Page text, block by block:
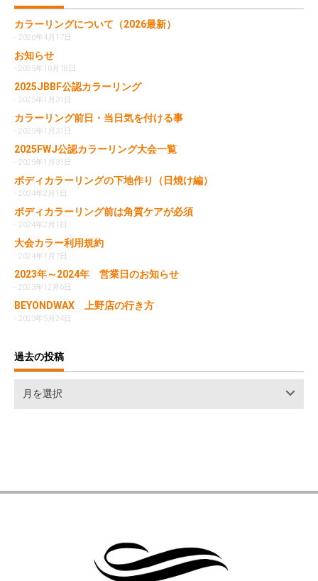
カラーリングについて（2026最新）
2026年4月17日
お知らせ
2025年10月18日
2025JBBF公認カラーリング
2025年1月31日
カラーリング前日・当日気を付ける事
2025年1月31日
2025FWJ公認カラーリング大会一覧
2025年1月31日
ボディカラーリングの下地作り（日焼け編）
2024年2月1日
ボディカラーリング前は角質ケアが必須
2024年2月1日
大会カラー利用規約
2024年1月7日
2023年～2024年 営業日のお知らせ
2023年12月6日
BEYONDWAX 上野店の行き方
2023年5月24日
過去の投稿
月を選択